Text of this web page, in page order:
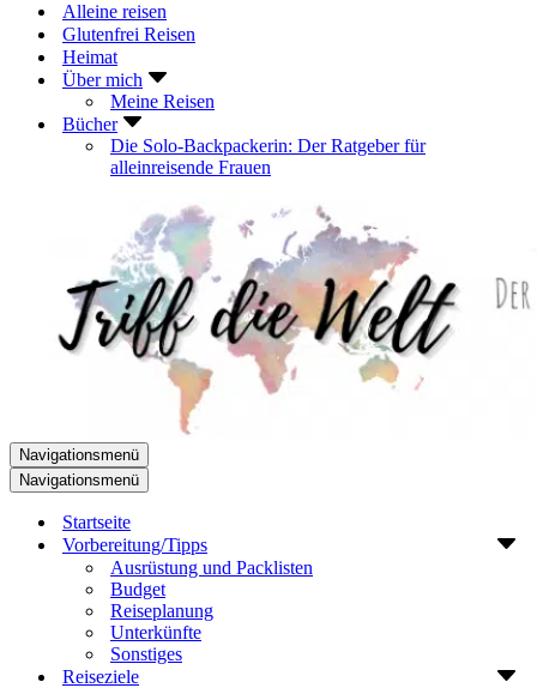
Alleine reisen
Glutenfrei Reisen
Heimat
Über mich
Meine Reisen
Bücher
Die Solo-Backpackerin: Der Ratgeber für
alleinreisende Frauen
Navigationsmenü
Navigationsmenü
Startseite
Vorbereitung/Tipps
Ausrüstung und Packlisten
Budget
Reiseplanung
Unterkünfte
Sonstiges
Reiseziele